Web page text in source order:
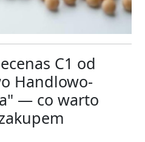
C1 od
Handlowo-
— co warto